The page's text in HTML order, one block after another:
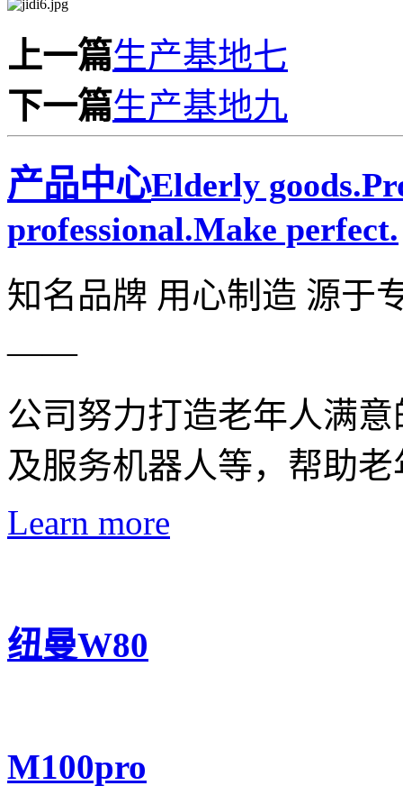
上一篇生产基地七
下一篇生产基地九
产品中心Elderly
professional.Make perfect.
知名品牌 用心制造 源于
——
公司努力打造老年人满
及服务机器人等，帮助
Learn more
纽曼W80
M100pro